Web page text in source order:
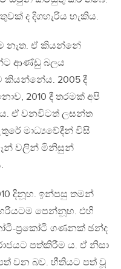
ද දිගහැරිය හැකිය.
නැත. ඒ කියන්නේ
ආණ්ඩු බලය
2005 දී
2010 දී තරමක් අපි
ඒ වනවිටත් ලසන්ත
මාධ්‍යවේදීන් විසි
වලින් මිනිසුන්
දිනූහ. ඉන්පසු තමන්
පෙන්නූහ. එහි
ප‍්‍රකෝටි ගණනක් ඡන්ද
පත්කිරීම ය. ඒ නිසා
වන බව. භීතියට පත් වූ